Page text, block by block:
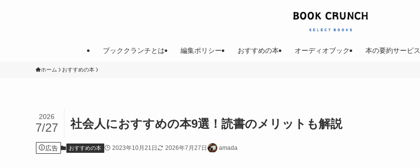
ブッククランチとは 編集ポリシー おすすめの本 オーディオブック 本の要約サービス
ホーム おすすめの本
社会人におすすめの本9選！読書のメリットも解説
2026
7/27
広告 おすすめの本 2023年10月21日 2026年7月27日 amada